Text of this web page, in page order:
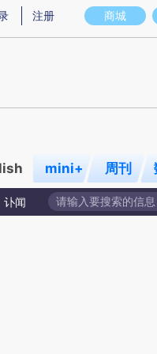
图存在偏差。不代表财新观点和
商城
注册
mini+ 周刊
讣闻